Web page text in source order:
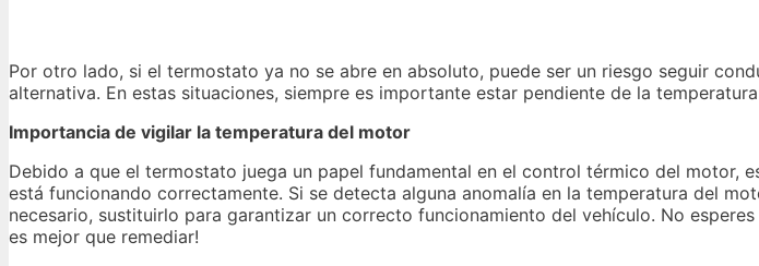
Por otro lado, si el termostato ya no se abre en absoluto, puede ser un riesgo seguir
alternativa. En estas situaciones, siempre es importante estar pendiente de la
Importancia de vigilar la temperatura del motor
Debido a que el termostato juega un papel fundamental en el control térmico del motor,
está funcionando correctamente. Si se detecta alguna anomalía en la temperatura del
necesario, sustituirlo para garantizar un correcto funcionamiento del vehículo. No
es mejor que remediar!